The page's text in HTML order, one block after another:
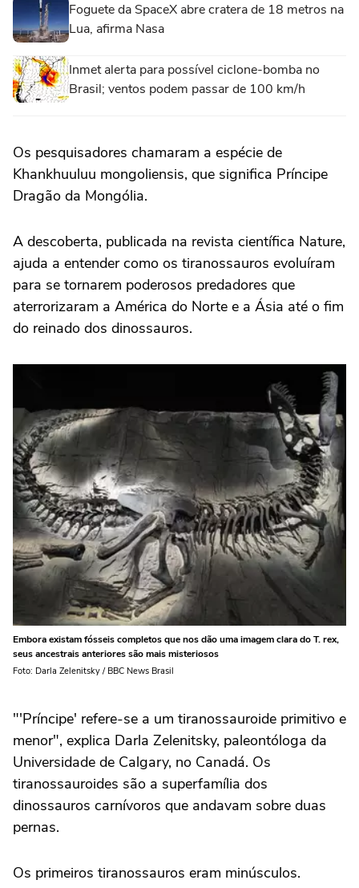
Foguete da SpaceX abre cratera de 18 metros na
Lua, afirma Nasa
Inmet alerta para possível ciclone-bomba no
Brasil; ventos podem passar de 100 km/h
Os pesquisadores chamaram a espécie de
Khankhuuluu mongoliensis, que significa Príncipe
Dragão da Mongólia.
A descoberta, publicada na revista científica Nature,
ajuda a entender como os tiranossauros evoluíram
para se tornarem poderosos predadores que
aterrorizaram a América do Norte e a Ásia até o fim
do reinado dos dinossauros.
Embora existam fósseis completos que nos dão uma imagem clara do T. rex,
seus ancestrais anteriores são mais misteriosos
Foto: Darla Zelenitsky / BBC News Brasil
"'Príncipe' refere-se a um tiranossauroide primitivo e
menor", explica Darla Zelenitsky, paleontóloga da
Universidade de Calgary, no Canadá. Os
tiranossauroides são a superfamília dos
dinossauros carnívoros que andavam sobre duas
pernas.
Os primeiros tiranossauros eram minúsculos.